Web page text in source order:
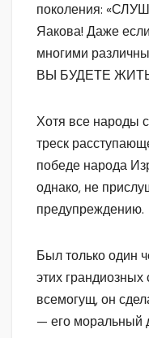
поколения:
Яакова! Даже
многими
ВЫ БУДЕТЕ
Хотя все народы
треск
победе народа
однако, не
предупреждению.
Был только один
этих
всемогущ, он
— его моральный